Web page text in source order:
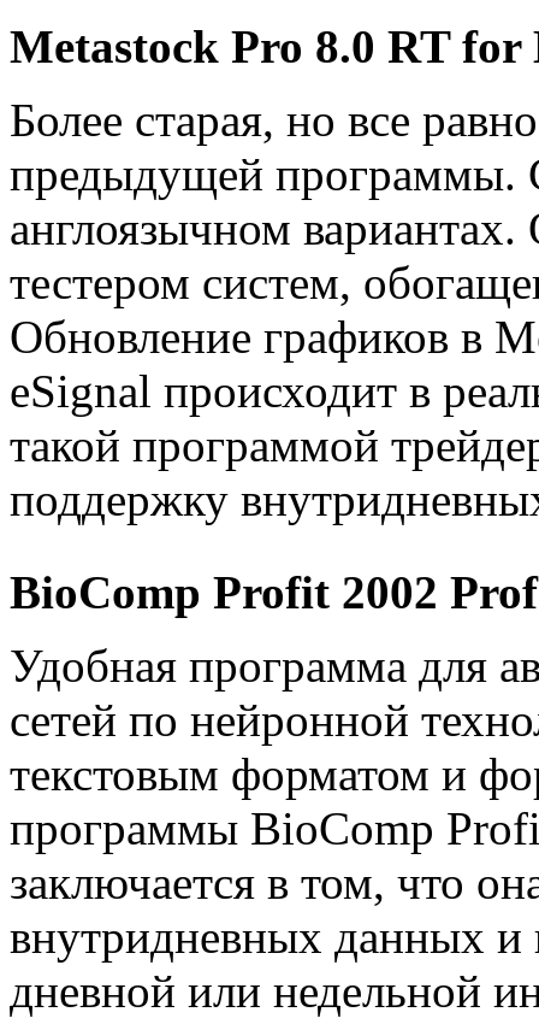
Metastock Pro 8.0 RT
Более старая, но все
предыдущей программы.
англоязычном
тестером систем,
Обновление графиков в
eSignal происходит в
такой программой
поддержку
BioComp Profit 2002
Удобная программа для
сетей по нейронной
текстовым форматом и
программы BioComp
заключается в том, что
внутридневных данных и
дневной или недельной